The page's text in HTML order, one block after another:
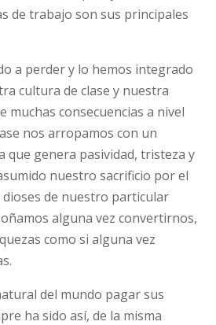
de trabajo son sus principales
a perder y lo hemos integrado
cultura de clase y nuestra
muchas consecuencias a nivel
nos arropamos con un
que genera pasividad, tristeza y
nuestro sacrificio por el
dioses de nuestro particular
alguna vez convertirnos,
como si alguna vez
del mundo pagar sus
ha sido así, de la misma